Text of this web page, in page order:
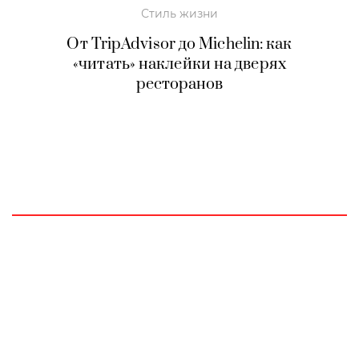
Стиль жизни
От TripAdvisor до Michelin: как
«читать» наклейки на дверях
ресторанов